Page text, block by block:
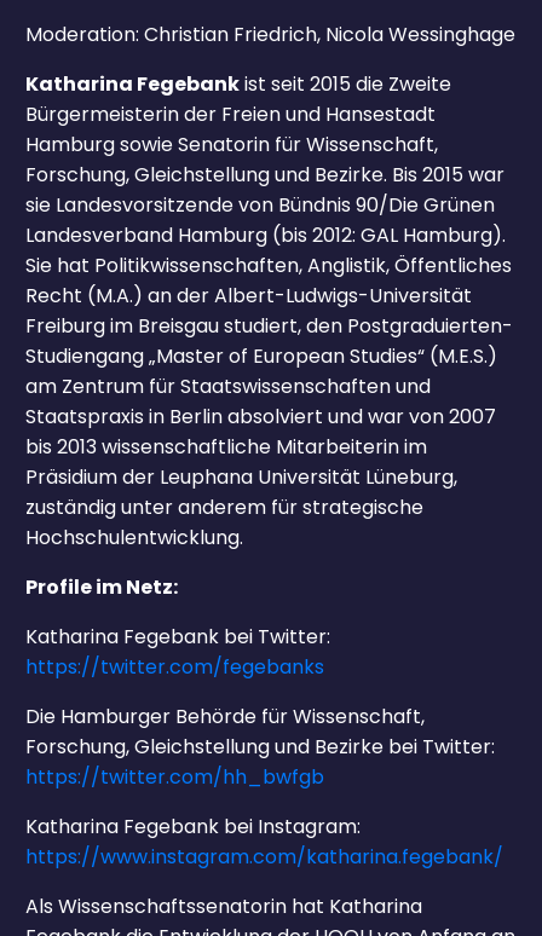
Moderation: Christian Friedrich, Nicola Wessinghage
Katharina Fegebankist seit 2015 die Zweite
Bürgermeisterin der Freien und Hansestadt
Hamburg sowie Senatorin für Wissenschaft,
Forschung, Gleichstellung und Bezirke. Bis 2015 war
sie Landesvorsitzende von Bündnis 90/Die Grünen
Landesverband Hamburg (bis 2012: GAL Hamburg).
Sie hat Politikwissenschaften, Anglistik, Öffentliches
Recht (M.A.) an der Albert-Ludwigs-Universität
Freiburg im Breisgau studiert, den Postgraduierten-
Studiengang „Master of European Studies“ (M.E.S.)
am Zentrum für Staatswissenschaften und
Staatspraxis in Berlin absolviert und war von 2007
bis 2013 wissenschaftliche Mitarbeiterin im
Präsidium der Leuphana Universität Lüneburg,
zuständig unter anderem für strategische
Hochschulentwicklung.
Profile im Netz:
Katharina Fegebank bei Twitter:
https://twitter.com/fegebanks
Die Hamburger Behörde für Wissenschaft,
Forschung, Gleichstellung und Bezirke bei Twitter:
https://twitter.com/hh_bwfgb
Katharina Fegebank bei Instagram:
https://www.instagram.com/katharina.fegebank/
Als Wissenschaftssenatorin hat Katharina